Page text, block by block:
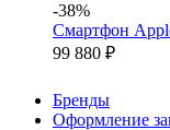
-38%
Смартфон
99 880 ₽
Бренды
Оформление